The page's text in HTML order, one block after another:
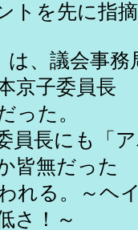
トを先に指
、議会事務
京子委員長
った。
長にも「ア
皆無だった
る。～ヘイ
さ！～